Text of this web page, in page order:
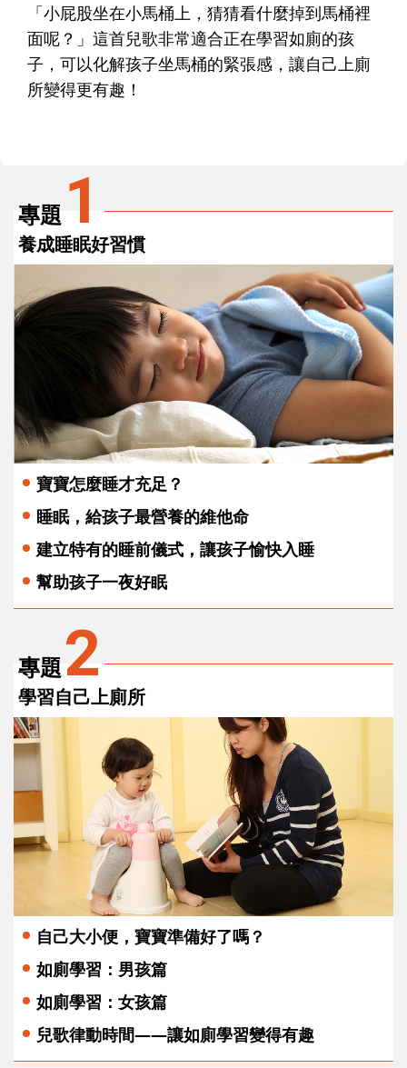
「小屁股坐在小馬桶上，猜猜看什麼掉到馬桶裡
面呢？」這首兒歌非常適合正在學習如廁的孩
子，可以化解孩子坐馬桶的緊張感，讓自己上廁
所變得更有趣！
專題 1
養成睡眠好習慣
寶寶怎麼睡才充足？
睡眠，給孩子最營養的維他命
建立特有的睡前儀式，讓孩子愉快入睡
幫助孩子一夜好眠
專題2
學習自己上廁所
自己大小便，寶寶準備好了嗎？
如廁學習：男孩篇
如廁學習：女孩篇
兒歌律動時間——讓如廁學習變得有趣